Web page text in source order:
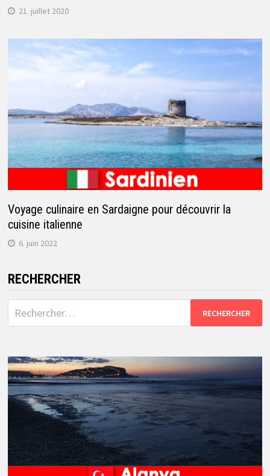
21. juillet 2020
Voyage culinaire en Sardaigne pour découvrir la
cuisine italienne
6. juin 2022
RECHERCHER
Rechercher :